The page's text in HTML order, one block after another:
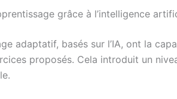
grâce à l’intelligence
adaptatif, basés sur l’IA, ont la
proposés. Cela introduit un